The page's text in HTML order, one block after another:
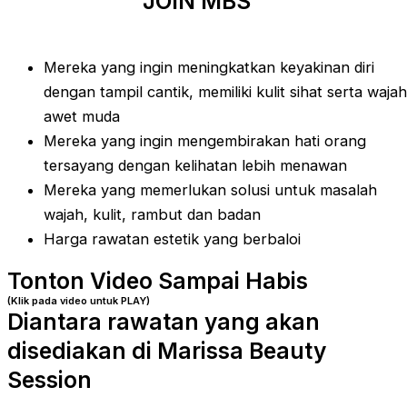
Mereka yang ingin meningkatkan keyakinan diri
dengan tampil cantik, memiliki kulit sihat serta wajah
awet muda
Mereka yang ingin mengembirakan hati orang
tersayang dengan kelihatan lebih menawan
Mereka yang memerlukan solusi untuk masalah
wajah, kulit, rambut dan badan
Harga rawatan estetik yang berbaloi
Tonton Video Sampai Habis
(Klik pada video untuk PLAY)
Diantara rawatan yang akan
disediakan di Marissa Beauty
Session